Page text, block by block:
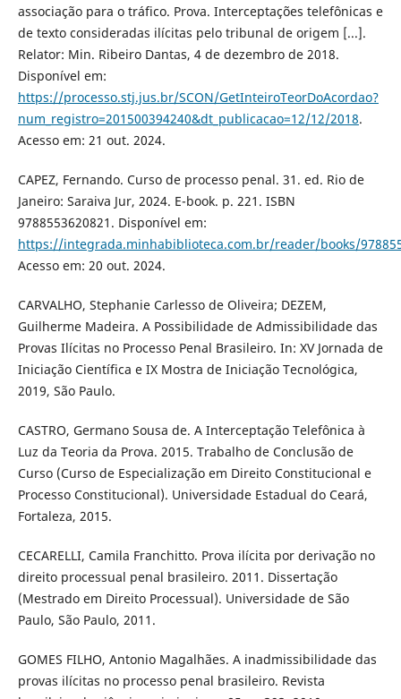
associação para o tráfico. Prova. Interceptações telefônicas e
de texto consideradas ilícitas pelo tribunal de origem [...].
Relator: Min. Ribeiro Dantas, 4 de dezembro de 2018.
Disponível em:
https://processo.stj.jus.br/SCON/GetInteiroTeorDoAcordao?
num_registro=201500394240&dt_publicacao=12/12/2018.
Acesso em: 21 out. 2024.
CAPEZ, Fernando. Curso de processo penal. 31. ed. Rio de
Janeiro: Saraiva Jur, 2024. E-book. p. 221. ISBN
9788553620821. Disponível em:
https://integrada.minhabiblioteca.com.br/reader/books/
Acesso em: 20 out. 2024.
CARVALHO, Stephanie Carlesso de Oliveira; DEZEM,
Guilherme Madeira. A Possibilidade de Admissibilidade das
Provas Ilícitas no Processo Penal Brasileiro. In: XV Jornada de
Iniciação Científica e IX Mostra de Iniciação Tecnológica,
2019, São Paulo.
CASTRO, Germano Sousa de. A Interceptação Telefônica à
Luz da Teoria da Prova. 2015. Trabalho de Conclusão de
Curso (Curso de Especialização em Direito Constitucional e
Processo Constitucional). Universidade Estadual do Ceará,
Fortaleza, 2015.
CECARELLI, Camila Franchitto. Prova ilícita por derivação no
direito processual penal brasileiro. 2011. Dissertação
(Mestrado em Direito Processual). Universidade de São
Paulo, São Paulo, 2011.
GOMES FILHO, Antonio Magalhães. A inadmissibilidade das
provas ilícitas no processo penal brasileiro. Revista